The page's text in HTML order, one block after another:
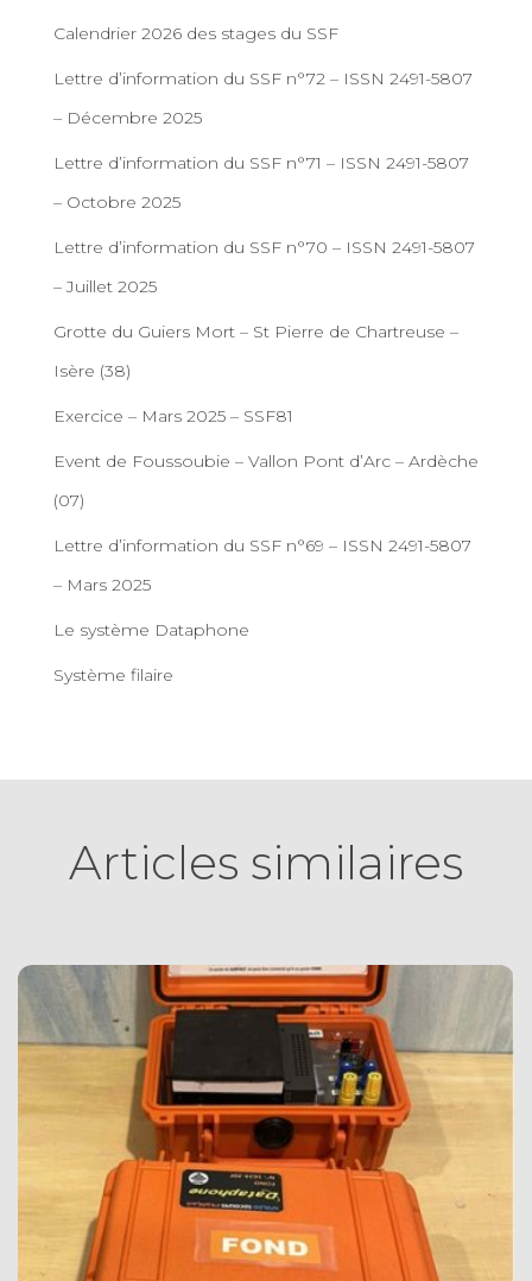
Calendrier 2026 des stages du SSF
Lettre d’information du SSF n°72 – ISSN 2491-5807
– Décembre 2025
Lettre d’information du SSF n°71 – ISSN 2491-5807
– Octobre 2025
Lettre d’information du SSF n°70 – ISSN 2491-5807
– Juillet 2025
Grotte du Guiers Mort – St Pierre de Chartreuse –
Isère (38)
Exercice – Mars 2025 – SSF81
Event de Foussoubie – Vallon Pont d’Arc – Ardèche
(07)
Lettre d’information du SSF n°69 – ISSN 2491-5807
– Mars 2025
Le système Dataphone
Système filaire
Articles similaires